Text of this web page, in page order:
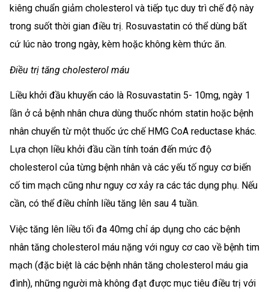
kiêng chuẩn giảm cholesterol và tiếp tục duy trì chế độ này
trong suốt thời gian điều trị. Rosuvastatin có thể dùng bất
cứ lúc nào trong ngày, kèm hoặc không kèm thức ăn.
Điều trị tăng cholesterol máu
Liều khởi đầu khuyến cáo là Rosuvastatin 5- 10mg, ngày 1
lần ở cả bệnh nhân chưa dùng thuốc nhóm statin hoặc bệnh
nhân chuyển từ một thuốc ức chế HMG CoA reductase khác.
Lựa chọn liều khởi đầu cần tính toán đến mức độ
cholesterol của từng bệnh nhân và các yếu tố nguy cơ biến
cố tim mạch cũng như nguy cơ xảy ra các tác dụng phụ. Nếu
cần, có thể điều chỉnh liều tăng lên sau 4 tuần.
Việc tăng lên liều tối đa 40mg chỉ áp dụng cho các bệnh
nhân tăng cholesterol máu nặng với nguy cơ cao về bệnh tim
mạch (đặc biệt là các bệnh nhân tăng cholesterol máu gia
đình), những người mà không đạt được mục tiêu điều trị với